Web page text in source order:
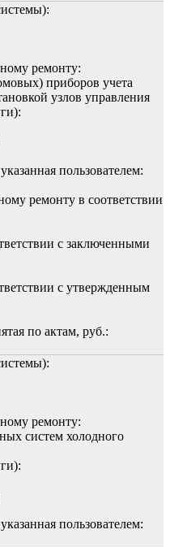
ремонту:
приборов учета
узлов управления
пользователем:
ремонту в соответствии
с заключенными
с утвержденным
по актам, руб.:
ремонту:
систем холодного
пользователем: